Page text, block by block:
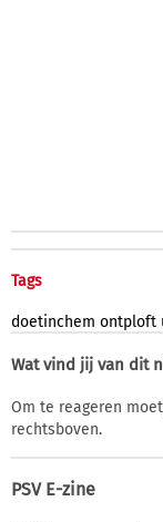
Tags
doetinchem ontploft
Wat vind jij van dit
Om te reageren
rechtsboven.
PSV E-zine